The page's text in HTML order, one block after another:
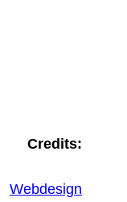
Credits:
Webdesign